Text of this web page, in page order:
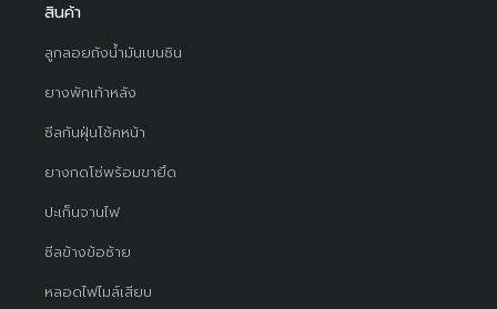
สินค้า
ลูกลอยถังน้ำมันเบนซิน
ยางพักเท้าหลัง
ซีลกันฝุ่นโช้คหน้า
ยางกดโซ่พร้อมขายึด
ปะเก็นจานไฟ
ซีลข้างข้อซ้าย
หลอดไฟไมล์เสียบ